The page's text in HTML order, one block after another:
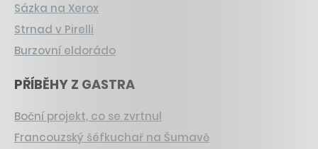
Sázka na Xerox
Strnad v Pirelli
Burzovní eldorádo
PŘÍBĚHY Z GASTRA
Boční projekt, co se zvrtnul
Francouzský šéfkuchař na Šumavě